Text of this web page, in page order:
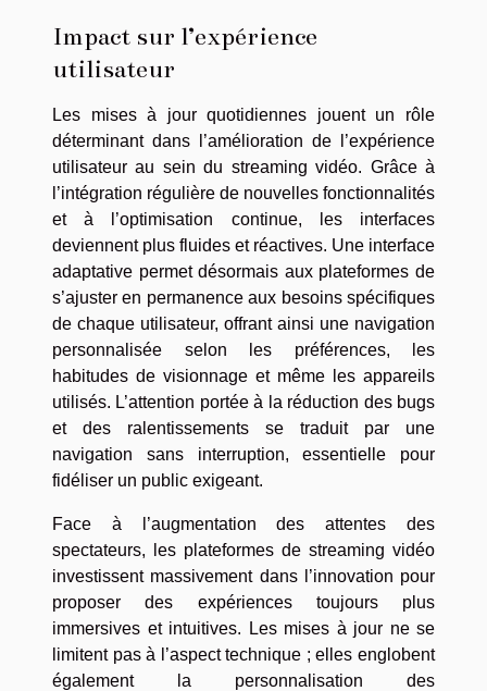
Impact sur l’expérience
utilisateur
Les mises à jour quotidiennes jouent un rôle
déterminant dans l’amélioration de l’expérience
utilisateur au sein du streaming vidéo. Grâce à
l’intégration régulière de nouvelles fonctionnalités
et à l’optimisation continue, les interfaces
deviennent plus fluides et réactives. Une interface
adaptative permet désormais aux plateformes de
s’ajuster en permanence aux besoins spécifiques
de chaque utilisateur, offrant ainsi une navigation
personnalisée selon les préférences, les
habitudes de visionnage et même les appareils
utilisés. L’attention portée à la réduction des bugs
et des ralentissements se traduit par une
navigation sans interruption, essentielle pour
fidéliser un public exigeant.
Face à l’augmentation des attentes des
spectateurs, les plateformes de streaming vidéo
investissent massivement dans l’innovation pour
proposer des expériences toujours plus
immersives et intuitives. Les mises à jour ne se
limitent pas à l’aspect technique ; elles englobent
également la personnalisation des